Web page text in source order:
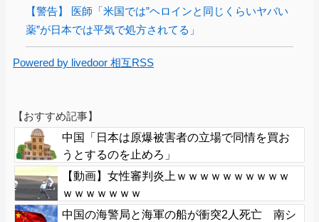
【警告】 医師「米国では”ヘロインと同じくらいヤバい
薬”が日本では平気で処方されてる」
Powered by livedoor 相互RSS
【おすすめ記事】
中国「日本は原爆被害者の立場で同情を買お
うとするのを止めろ」
【動画】女性審判炎上ｗｗｗｗｗｗｗｗｗｗ
ｗｗｗｗｗｗｗ
中国の海警局と海軍の船が衝突2人死亡 南シ